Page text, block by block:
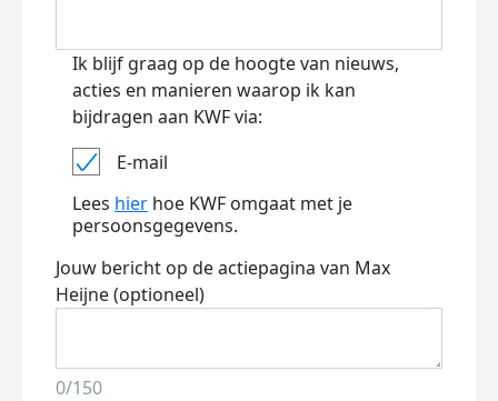
Ik blijf graag op de hoogte van nieuws,
acties en manieren waarop ik kan
bijdragen aan KWF via:
E-mail
Lees hier hoe KWF omgaat met je
persoonsgegevens.
Jouw bericht op de actiepagina van Max
Heijne (optioneel)
0/150